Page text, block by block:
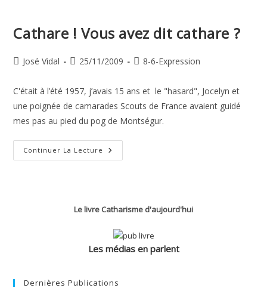
Cathare ! Vous avez dit cathare ?
Auteur/autrice
la
publication :
José Vidal
Publication
25/11/2009
Post8-6-Expression
C'était à l’été 1957, j’avais 15 ans et le "hasard", Jocelyn et
une poignée de camarades Scouts de France avaient guidé
mes pas au pied du pog de Montségur.
Continuer La Lecture Cathare
!
Le livre Catharisme d'aujourd'hui
Les médias en parlent
Dernières Publications